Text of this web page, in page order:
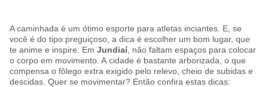
A caminhada é um ótimo esporte para atletas inciantes. E, se
você é do tipo preguiçoso, a dica é escolher um bom lugar, que
te anime e inspire. Em Jundiaí, não faltam espaços para colocar
o corpo em movimento. A cidade é bastante arborizada, o que
compensa o fôlego extra exigido pelo relevo, cheio de subidas e
descidas. Quer se movimentar? Então confira estas dicas: